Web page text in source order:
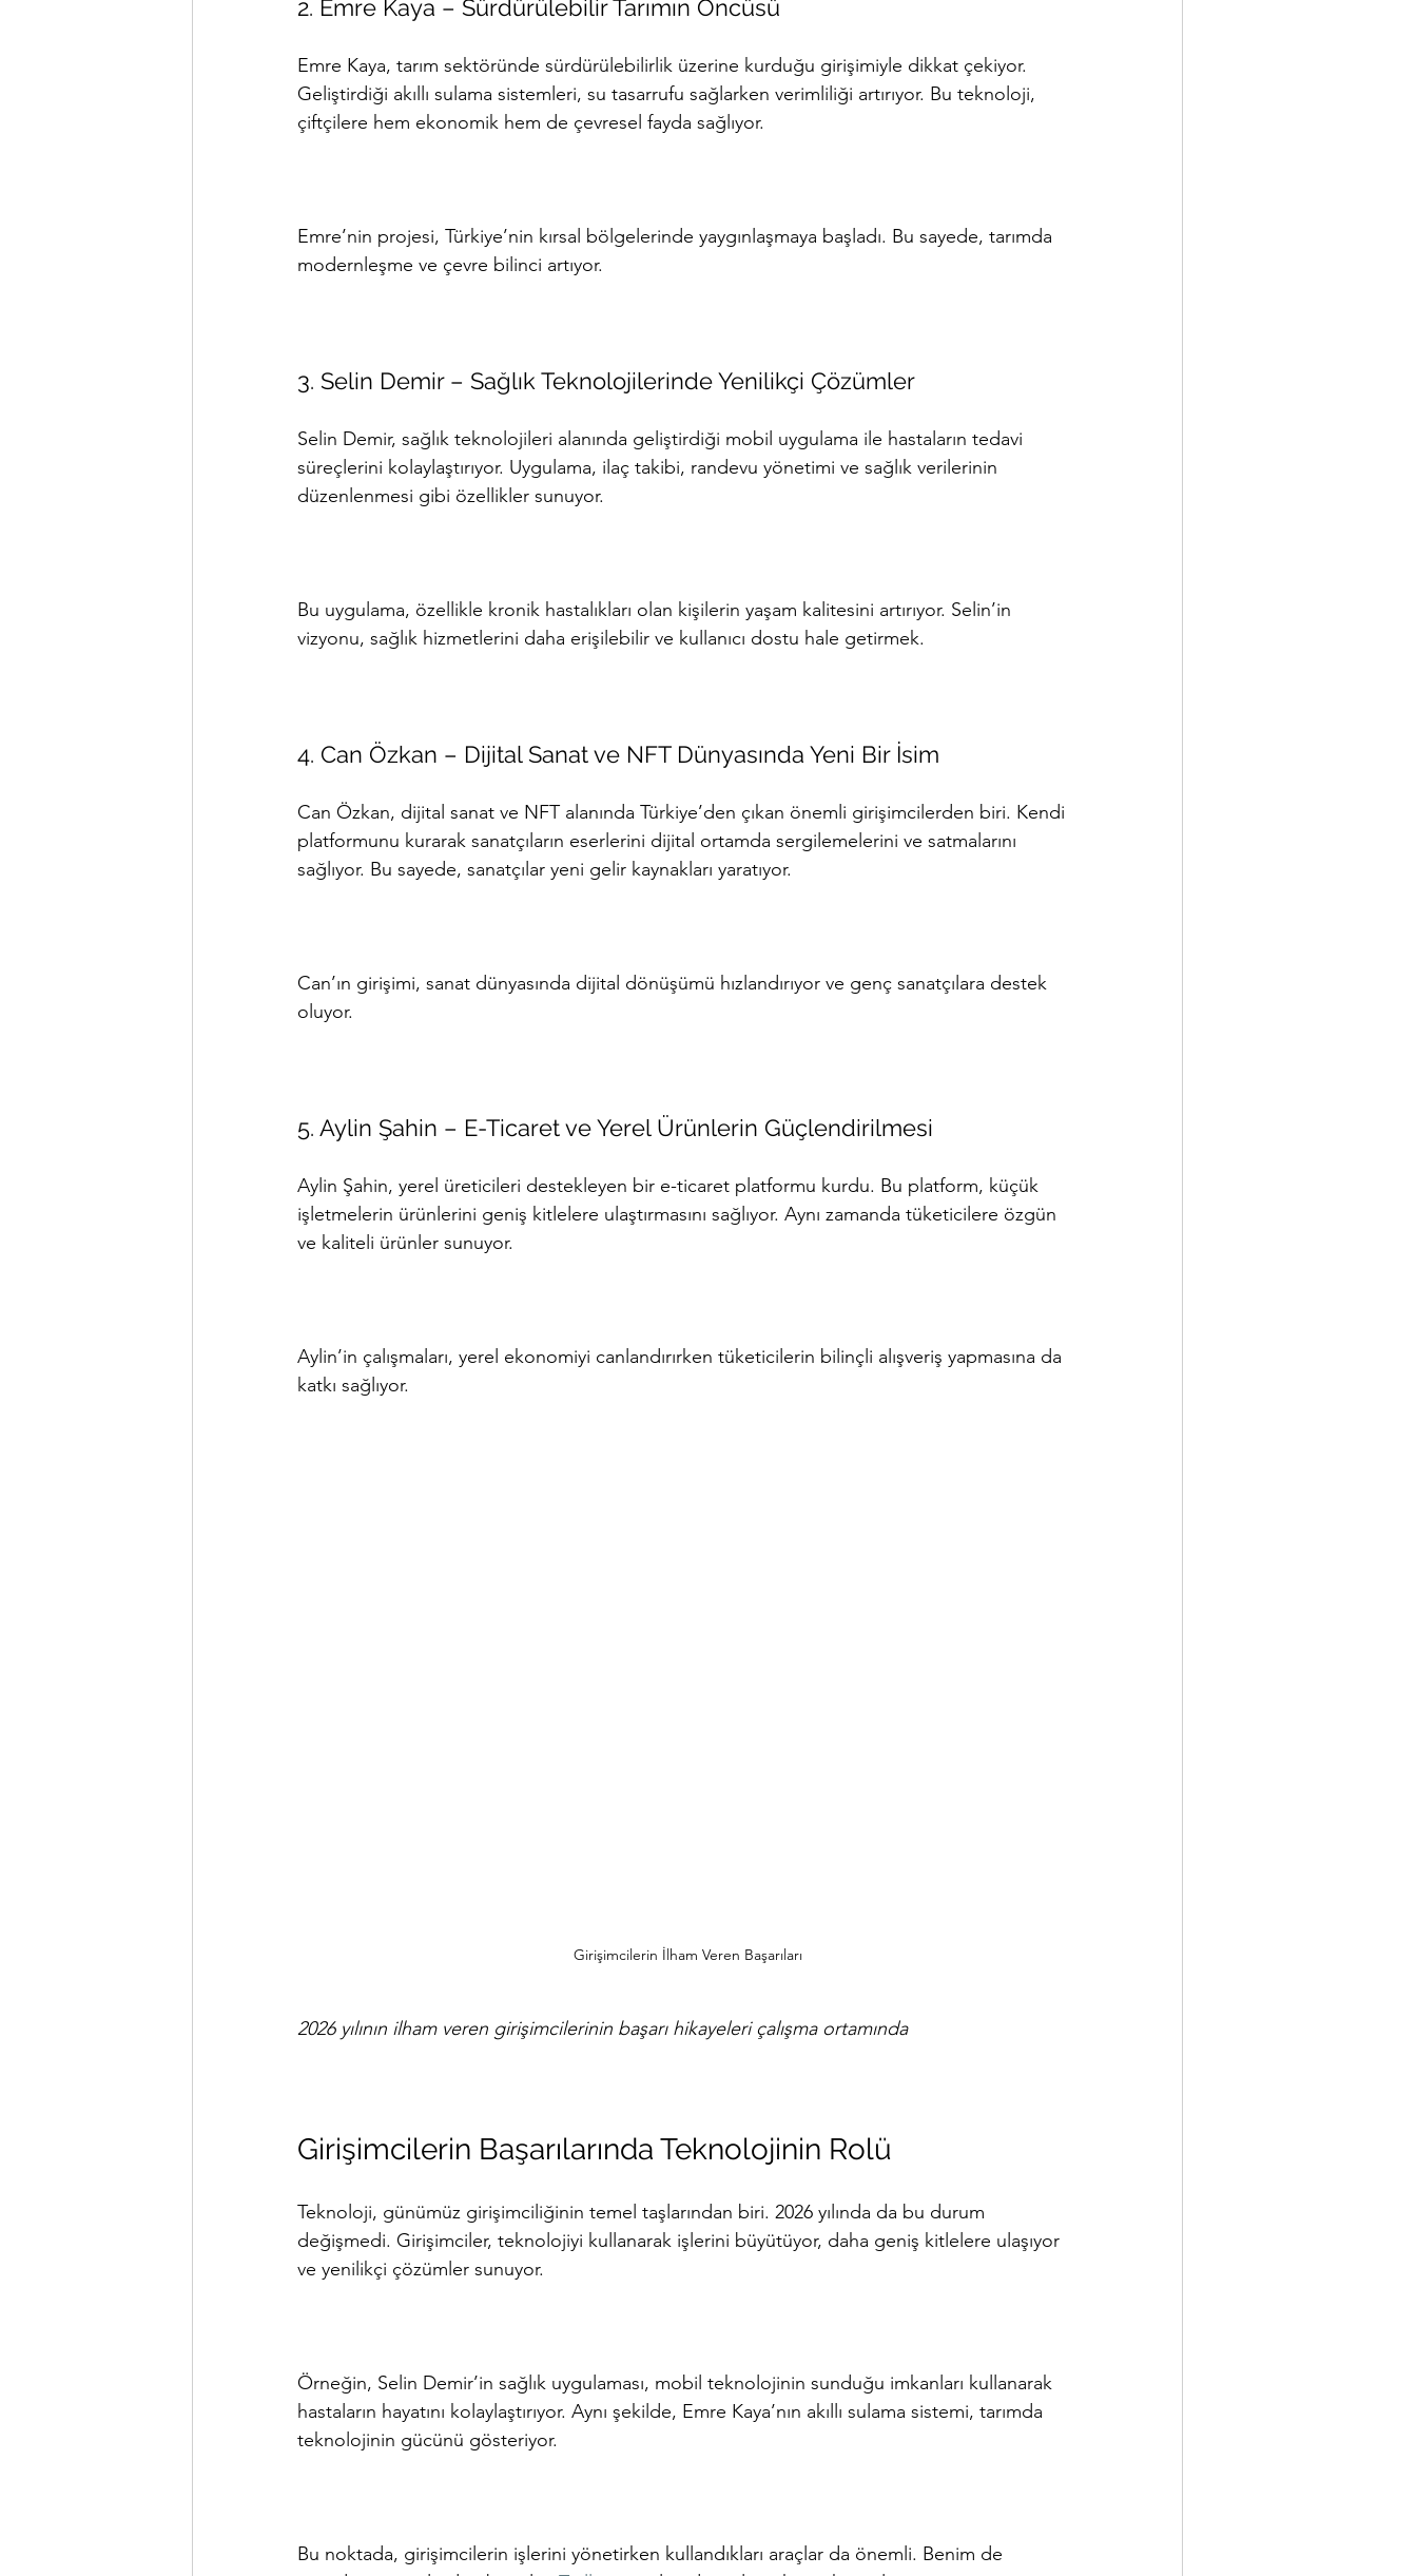
2. Emre Kaya – Sürdürülebilir Tarımın Öncüsü
Emre Kaya, tarım sektöründe sürdürülebilirlik üzerine kurduğu girişimiyle dikkat çekiyor.
Geliştirdiği akıllı sulama sistemleri, su tasarrufu sağlarken verimliliği artırıyor. Bu teknoloji,
çiftçilere hem ekonomik hem de çevresel fayda sağlıyor.
Emre’nin projesi, Türkiye’nin kırsal bölgelerinde yaygınlaşmaya başladı. Bu sayede, tarımda
modernleşme ve çevre bilinci artıyor.
3. Selin Demir – Sağlık Teknolojilerinde Yenilikçi Çözümler
Selin Demir, sağlık teknolojileri alanında geliştirdiği mobil uygulama ile hastaların tedavi
süreçlerini kolaylaştırıyor. Uygulama, ilaç takibi, randevu yönetimi ve sağlık verilerinin
düzenlenmesi gibi özellikler sunuyor.
Bu uygulama, özellikle kronik hastalıkları olan kişilerin yaşam kalitesini artırıyor. Selin’in
vizyonu, sağlık hizmetlerini daha erişilebilir ve kullanıcı dostu hale getirmek.
4. Can Özkan – Dijital Sanat ve NFT Dünyasında Yeni Bir İsim
Can Özkan, dijital sanat ve NFT alanında Türkiye’den çıkan önemli girişimcilerden biri. Kendi
platformunu kurarak sanatçıların eserlerini dijital ortamda sergilemelerini ve satmalarını
sağlıyor. Bu sayede, sanatçılar yeni gelir kaynakları yaratıyor.
Can’ın girişimi, sanat dünyasında dijital dönüşümü hızlandırıyor ve genç sanatçılara destek
oluyor.
5. Aylin Şahin – E-Ticaret ve Yerel Ürünlerin Güçlendirilmesi
Aylin Şahin, yerel üreticileri destekleyen bir e-ticaret platformu kurdu. Bu platform, küçük
işletmelerin ürünlerini geniş kitlelere ulaştırmasını sağlıyor. Aynı zamanda tüketicilere özgün
ve kaliteli ürünler sunuyor.
Aylin’in çalışmaları, yerel ekonomiyi canlandırırken tüketicilerin bilinçli alışveriş yapmasına da
katkı sağlıyor.
Girişimcilerin İlham Veren Başarıları
2026 yılının ilham veren girişimcilerinin başarı hikayeleri çalışma ortamında
Girişimcilerin Başarılarında Teknolojinin Rolü
Teknoloji, günümüz girişimciliğinin temel taşlarından biri. 2026 yılında da bu durum
değişmedi. Girişimciler, teknolojiyi kullanarak işlerini büyütüyor, daha geniş kitlelere ulaşıyor
ve yenilikçi çözümler sunuyor.
Örneğin, Selin Demir’in sağlık uygulaması, mobil teknolojinin sunduğu imkanları kullanarak
hastaların hayatını kolaylaştırıyor. Aynı şekilde, Emre Kaya’nın akıllı sulama sistemi, tarımda
teknolojinin gücünü gösteriyor.
Bu noktada, girişimcilerin işlerini yönetirken kullandıkları araçlar da önemli. Benim de